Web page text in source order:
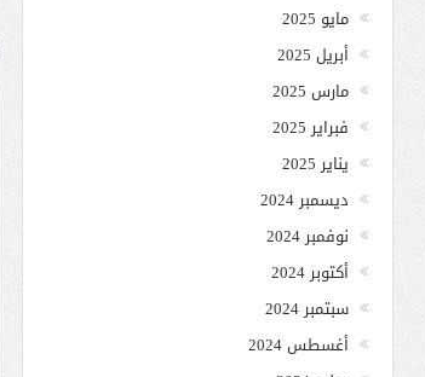
مايو 2025
أبريل 2025
مارس 2025
فبراير 2025
يناير 2025
ديسمبر 2024
نوفمبر 2024
أكتوبر 2024
سبتمبر 2024
أغسطس 2024